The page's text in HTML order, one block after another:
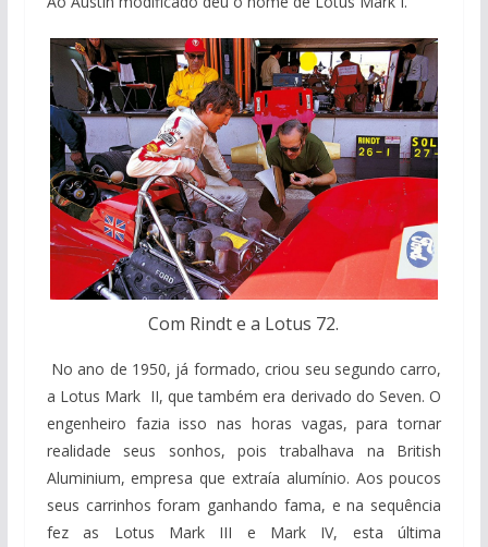
Com Rindt e a Lotus 72.
No ano de 1950, já formado, criou seu segundo carro,
a Lotus Mark II, que também era derivado do Seven. O
engenheiro fazia isso nas horas vagas, para tornar
realidade seus sonhos, pois trabalhava na British
Aluminium, empresa que extraía alumínio. Aos poucos
seus carrinhos foram ganhando fama, e na sequência
fez as Lotus Mark III e Mark IV, esta última